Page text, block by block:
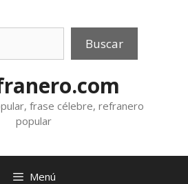
Buscar
frase célebre, refranero
popular
Menú